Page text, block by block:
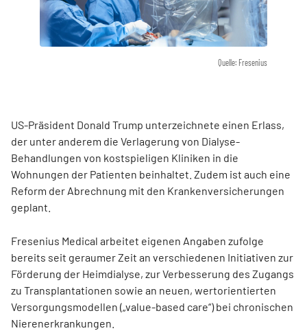
Quelle: Fresenius
US-Präsident Donald Trump unterzeichnete einen Erlass,
der unter anderem die Verlagerung von Dialyse-
Behandlungen von kostspieligen Kliniken in die
Wohnungen der Patienten beinhaltet. Zudem ist auch eine
Reform der Abrechnung mit den Krankenversicherungen
geplant.
Fresenius Medical arbeitet eigenen Angaben zufolge
bereits seit geraumer Zeit an verschiedenen Initiativen zur
Förderung der Heimdialyse, zur Verbesserung des Zugangs
zu Transplantationen sowie an neuen, wertorientierten
Versorgungsmodellen („value-based care“) bei chronischen
Nierenerkrankungen.